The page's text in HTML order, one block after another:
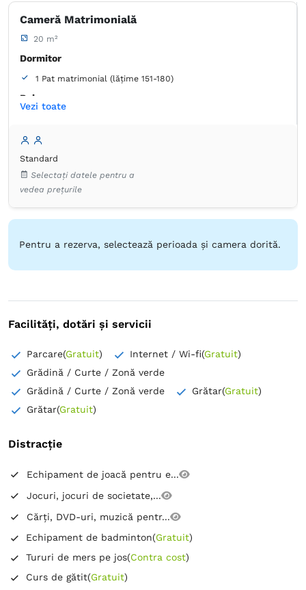
Cameră Matrimonială
20 m²
Dormitor
1 Pat matrimonial (lățime 151-180)
Baie
Umeraș pentru haine
TV cu ecran plat
Pardoseală de lemn sau parchet
Prosoape
Articole de toaletă gratuite
Hârtie igienică
Vezi toate
Standard
Selectați datele pentru a
vedea prețurile
Pentru a rezerva, selectează perioada și camera dorită.
Facilități, dotări și servicii
Parcare(Gratuit) Internet / Wi-fi(Gratuit)
Grădină / Curte / Zonă verde
Grădină / Curte / Zonă verde
Grătar(Gratuit)
Grătar(Gratuit)
Distracție
Echipament de joacă pentru e...
Jocuri, jocuri de societate,...
Cărți, DVD-uri, muzică pentr...
Echipament de badminton(Gratuit)
Tururi de mers pe jos(Contra cost)
Curs de gătit(Gratuit)